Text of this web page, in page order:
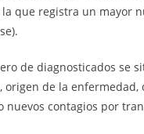
que registra un mayor
de diagnosticados se
de la enfermedad,
contagios por